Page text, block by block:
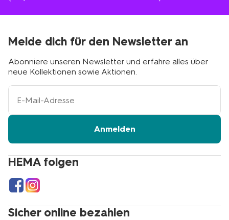
HEMA folgen
Sicher online bezahlen
Melde dich für den Newsletter an
Abonniere unseren Newsletter und erfahre alles über
neue Kollektionen sowie Aktionen.
Ihre
Adresse
Anmelden